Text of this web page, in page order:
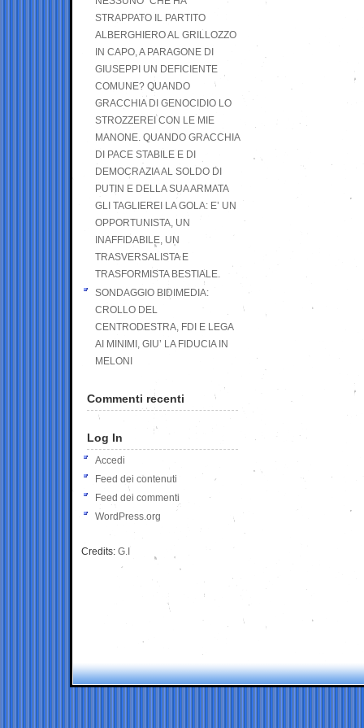
STRAPPATO IL PARTITO
ALBERGHIERO AL GRILLOZZO
IN CAPO, A PARAGONE DI
GIUSEPPI UN DEFICIENTE
COMUNE? QUANDO
GRACCHIA DI GENOCIDIO LO
STROZZEREI CON LE MIE
MANONE. QUANDO GRACCHIA
DI PACE STABILE E DI
DEMOCRAZIA AL SOLDO DI
PUTIN E DELLA SUA ARMATA
GLI TAGLIEREI LA GOLA: E’ UN
OPPORTUNISTA, UN
INAFFIDABILE, UN
TRASVERSALISTA E
TRASFORMISTA BESTIALE.
SONDAGGIO BIDIMEDIA:
CROLLO DEL
CENTRODESTRA, FDI E LEGA
AI MINIMI, GIU’ LA FIDUCIA IN
MELONI
Commenti recenti
Log In
Accedi
Feed dei contenuti
Feed dei commenti
WordPress.org
Credits: G.I